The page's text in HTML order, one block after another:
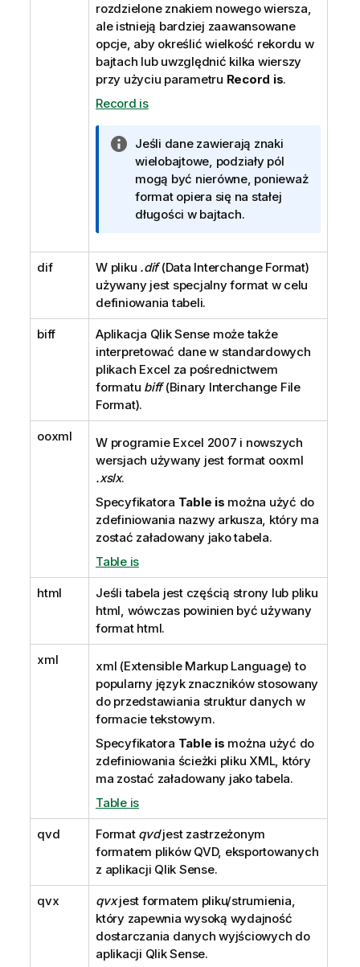
rozdzielone znakiem nowego wiersza,
ale istnieją bardziej zaawansowane
opcje, aby określić wielkość rekordu w
bajtach lub uwzględnić kilka wierszy
przy użyciu parametru Record is.
Record is
I
n
f
o
r
a
c
j
a
Jeśli dane zawierają znaki
wielobajtowe, podziały pól
mogą być nierówne, ponieważ
format opiera się na stałej
długości w bajtach.
dif W pliku .dif(Data Interchange Format)
używany jest specjalny format w celu
definiowania tabeli.
biff Aplikacja Qlik Sense może także
interpretować dane w standardowych
plikach Excel za pośrednictwem
formatu biff(Binary Interchange File
Format).
ooxml W programie Excel 2007 i nowszych
wersjach używany jest format ooxml
.xslx.
Specyfikatora Table is można użyć do
zdefiniowania nazwy arkusza, który ma
zostać załadowany jako tabela.
Table is
html
Jeśli tabela jest częścią strony lub pliku
html, wówczas powinien być używany
format html.
xml xml (Extensible Markup Language) to
popularny język znaczników stosowany
do przedstawiania struktur danych w
formacie tekstowym.
Specyfikatora Table is można użyć do
zdefiniowania ścieżki pliku XML, który
ma zostać załadowany jako tabela.
Table is
qvd Format qvdjest zastrzeżonym
formatem plików QVD, eksportowanych
z aplikacji Qlik Sense.
qvx qvxjest formatem pliku/strumienia,
który zapewnia wysoką wydajność
dostarczania danych wyjściowych do
aplikacji Qlik Sense.